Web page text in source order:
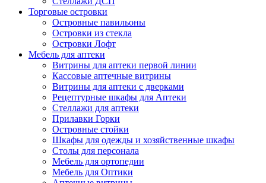
Торговые островки
Островные павильоны
Островки из стекла
Островки Лофт
Мебель для аптеки
Витрины для аптеки первой линии
Кассовые аптечные витрины
Витрины для аптеки с дверками
Рецептурные шкафы для Аптеки
Стеллажи для аптеки
Прилавки Горки
Островные стойки
Шкафы для одежды и хозяйственные шкафы
Столы для персонала
Мебель для ортопедии
Мебель для Оптики